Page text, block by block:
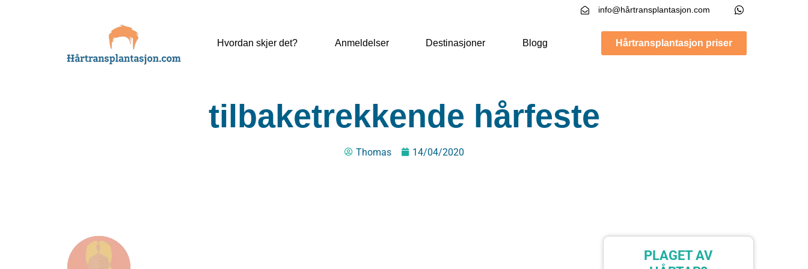
info@hårtransplantasjon.com
Hvordan skjer det? Anmeldelser Destinasjoner Blogg Hårtransplantasjon priser
tilbaketrekkende hårfeste
Thomas 14/04/2020
PLAGET AV